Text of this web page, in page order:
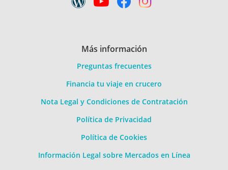
Más información
Preguntas frecuentes
Financia tu viaje en crucero
Nota Legal y Condiciones de Contratación
Política de Privacidad
Política de Cookies
Información Legal sobre Mercados en Línea